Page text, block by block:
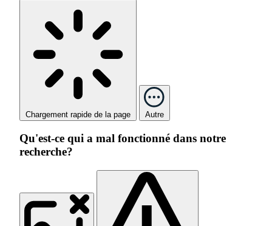
Chargement rapide de la page Autre
Qu'est-ce qui a mal fonctionné dans notre
recherche?